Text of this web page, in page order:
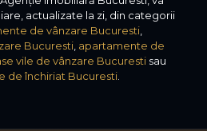
actualizate la zi, din categorii
de vânzare Bucuresti
Bucuresti apartamente de
vile de vânzare Bucurestisau
de închiriat Bucuresti